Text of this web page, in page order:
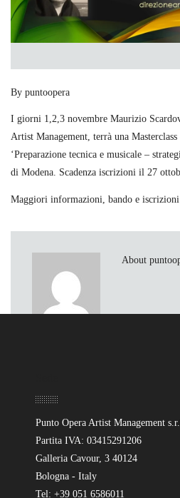
By puntoopera
I giorni 1,2,3 novembre Maurizio
Artist Management, terrà una
‘Preparazione tecnica e musicale –
di Modena. Scadenza iscrizioni il 27
Maggiori informazioni, bando e
About
Punto Opera Artist Management
Partita IVA: 03415291206
Galleria Cavour, 3 40124
Bologna - Italy
Tel: +39 051 6586011